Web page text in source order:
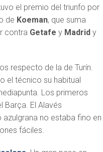
el premio del triunfo por
de Koeman, que suma
contra Getafey Madridy
respecto de la de Turín.
el técnico su habitual
Los primeros
Barça. El Alavés
no estaba fino en
fáciles.